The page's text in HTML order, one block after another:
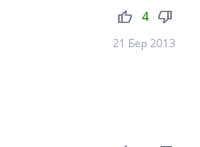
thumb_up thumb_down
4
21 Бер 2013